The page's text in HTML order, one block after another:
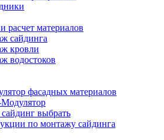
расчет материалов
сайдинга
кровли
водостоков
фасадных материалов
Модулятор
выбрать
по монтажу сайдинга